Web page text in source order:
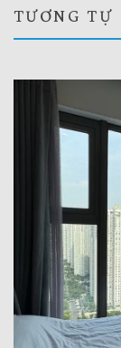
TƯƠNG TỰ